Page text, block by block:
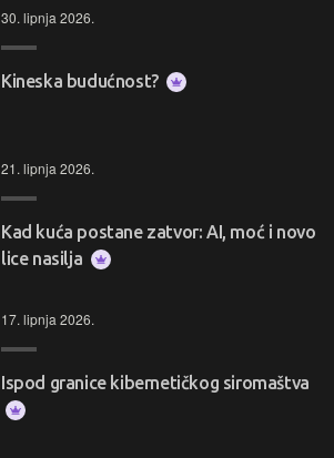
30. lipnja 2026.
Kineska budućnost?
21. lipnja 2026.
Kad kuća postane zatvor: AI, moć i novo
lice nasilja
17. lipnja 2026.
Ispod granice kibernetičkog siromaštva